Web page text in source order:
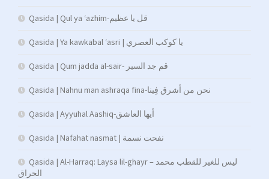
Qasida | Qul ya ‘azhim-قل يا عظيم
Qasida | Ya kawkabal ‘asri | يا كوكب العصري
Qasida | Qum jadda al-sair- قم جد السير
Qasida | Nahnu man ashraqa fina-نحن من أشرق فِينا
Qasida | Ayyuhal Aashiq-أيها العاشق
Qasida | Nafahat nasmat | نفحت نسمة
Qasida | Al-Harraq: Laysa lil-ghayr – ليس للغير للقطب محمد
الحراق